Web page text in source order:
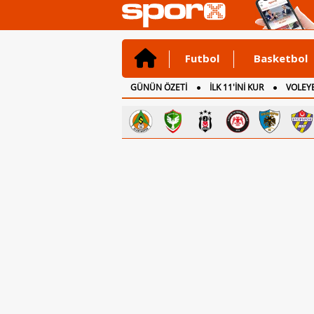
Futbol Basketbol
GÜNÜN ÖZETİ İLK 11'İNİ KUR
CANLI ANLATIM
İNGİLTERE